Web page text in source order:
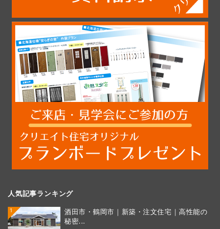
人気記事ランキング
1
酒田市・鶴岡市｜新築・注文住宅｜高性能の
秘密...